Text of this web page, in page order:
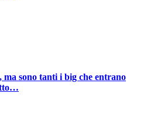
ma sono tanti i big che entrano